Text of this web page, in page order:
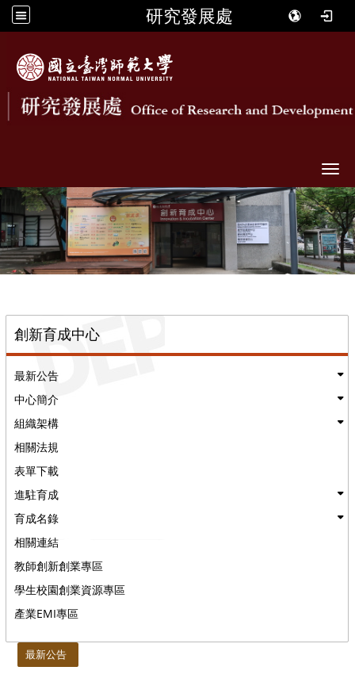
研究發展處
創新育成中心
最新公告
中心簡介
組織架構
相關法規
表單下載
進駐育成
育成名錄
相關連結
教師創新創業專區
學生校園創業資源專區
產業EMI專區
最新公告